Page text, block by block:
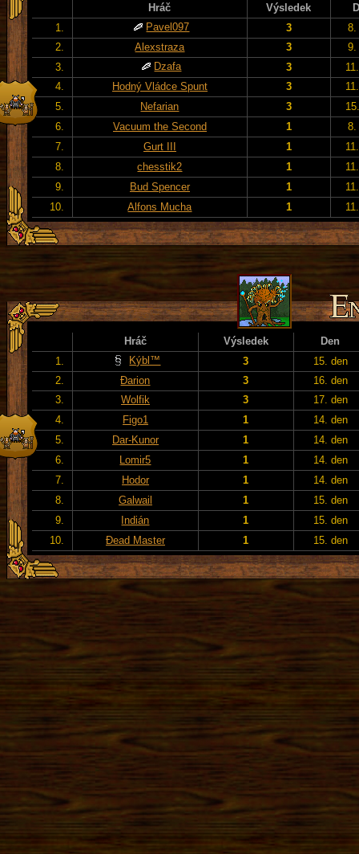
Hráč Výsledek
1.
Pavel097 3
8.
2.
Alexstraza 3
9.
3.
Dzafa 3
4.
Hodný Vládce Spunt 3
5.
Nefarian 3
6.
Vacuum the Second 1
8.
7.
Gurt III 1
8.
chesstik2 1
9.
Bud Spencer 1
10.
Alfons Mucha 1
Hráč Výsledek
Den
1.
Kýbl™ 3
15. den
2.
Đarion 3
16. den
3.
Wolfik 3
17. den
4.
Figo1 1
14. den
5.
Dar-Kunor 1
14. den
6.
Lomir5 1
14. den
7.
Hodor 1
14. den
8.
Galwail 1
15. den
9.
Indián 1
15. den
10.
Đead Master 1 15. den